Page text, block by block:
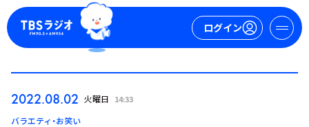
ログイン
ログイン
2022.08.02 火曜日 14:33
バラエティ・お笑い